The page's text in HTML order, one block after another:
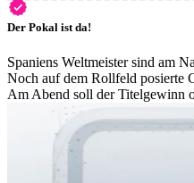
Der Pokal ist da!
Spaniens Weltmeister sind am
Noch auf dem Rollfeld posierte
Am Abend soll der Titelgewinn